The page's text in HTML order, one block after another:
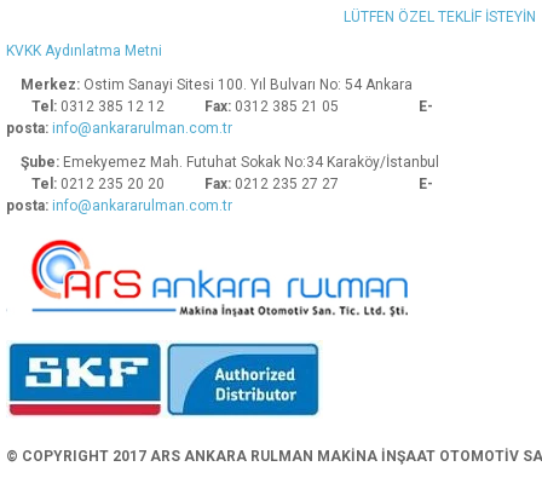
Ürün fiyatı diğer sitelerden daha pahalı.
Bu ürüne benzer farklı alternatifler olmalı.
LÜTFEN ÖZEL TEKLİF İSTEYİN
KVKK Aydınlatma Metni
Merkez: Ostim Sanayi Sitesi 100. Yıl Bulvarı No: 54 Ankara
Tel: 0312 385 12 12 Fax: 0312 385 21 05
E-
posta: info@ankararulman.com.tr
Şube: Emekyemez Mah. Futuhat Sokak No:34 Karaköy/İstanbul
Tel: 0212 235 20 20 Fax: 0212 235 27 27
E-
posta: info@ankararulman.com.tr
© COPYRIGHT 2017 ARS ANKARA RULMAN MAKİNA İNŞAAT OTOMOTİV